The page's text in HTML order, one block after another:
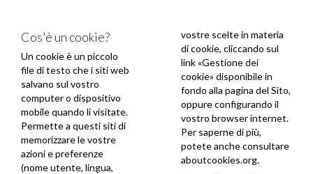
Cos'è un cookie?
Un cookie è un piccolo
file di testo che i siti web
salvano sul vostro
computer o dispositivo
mobile quando li visitate.
Permette a questi siti di
memorizzare le vostre
azioni e preferenze
(nome utente, lingua,
vostre scelte in materia
di cookie, cliccando sul
link «Gestione dei
cookie» disponibile in
fondo alla pagina del Sito,
oppure configurando il
vostro browser internet.
Per saperne di più,
potete anche consultare
aboutcookies.org.